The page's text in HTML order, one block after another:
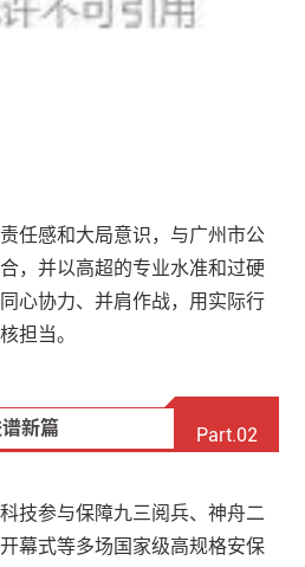
任感和大局意识，与广州市公
，并以高超的专业水准和过硬
心协力、并肩作战，用实际行
担当。
新篇 Part.02
技参与保障九三阅兵、神舟二
幕式等多场国家级高规格安保